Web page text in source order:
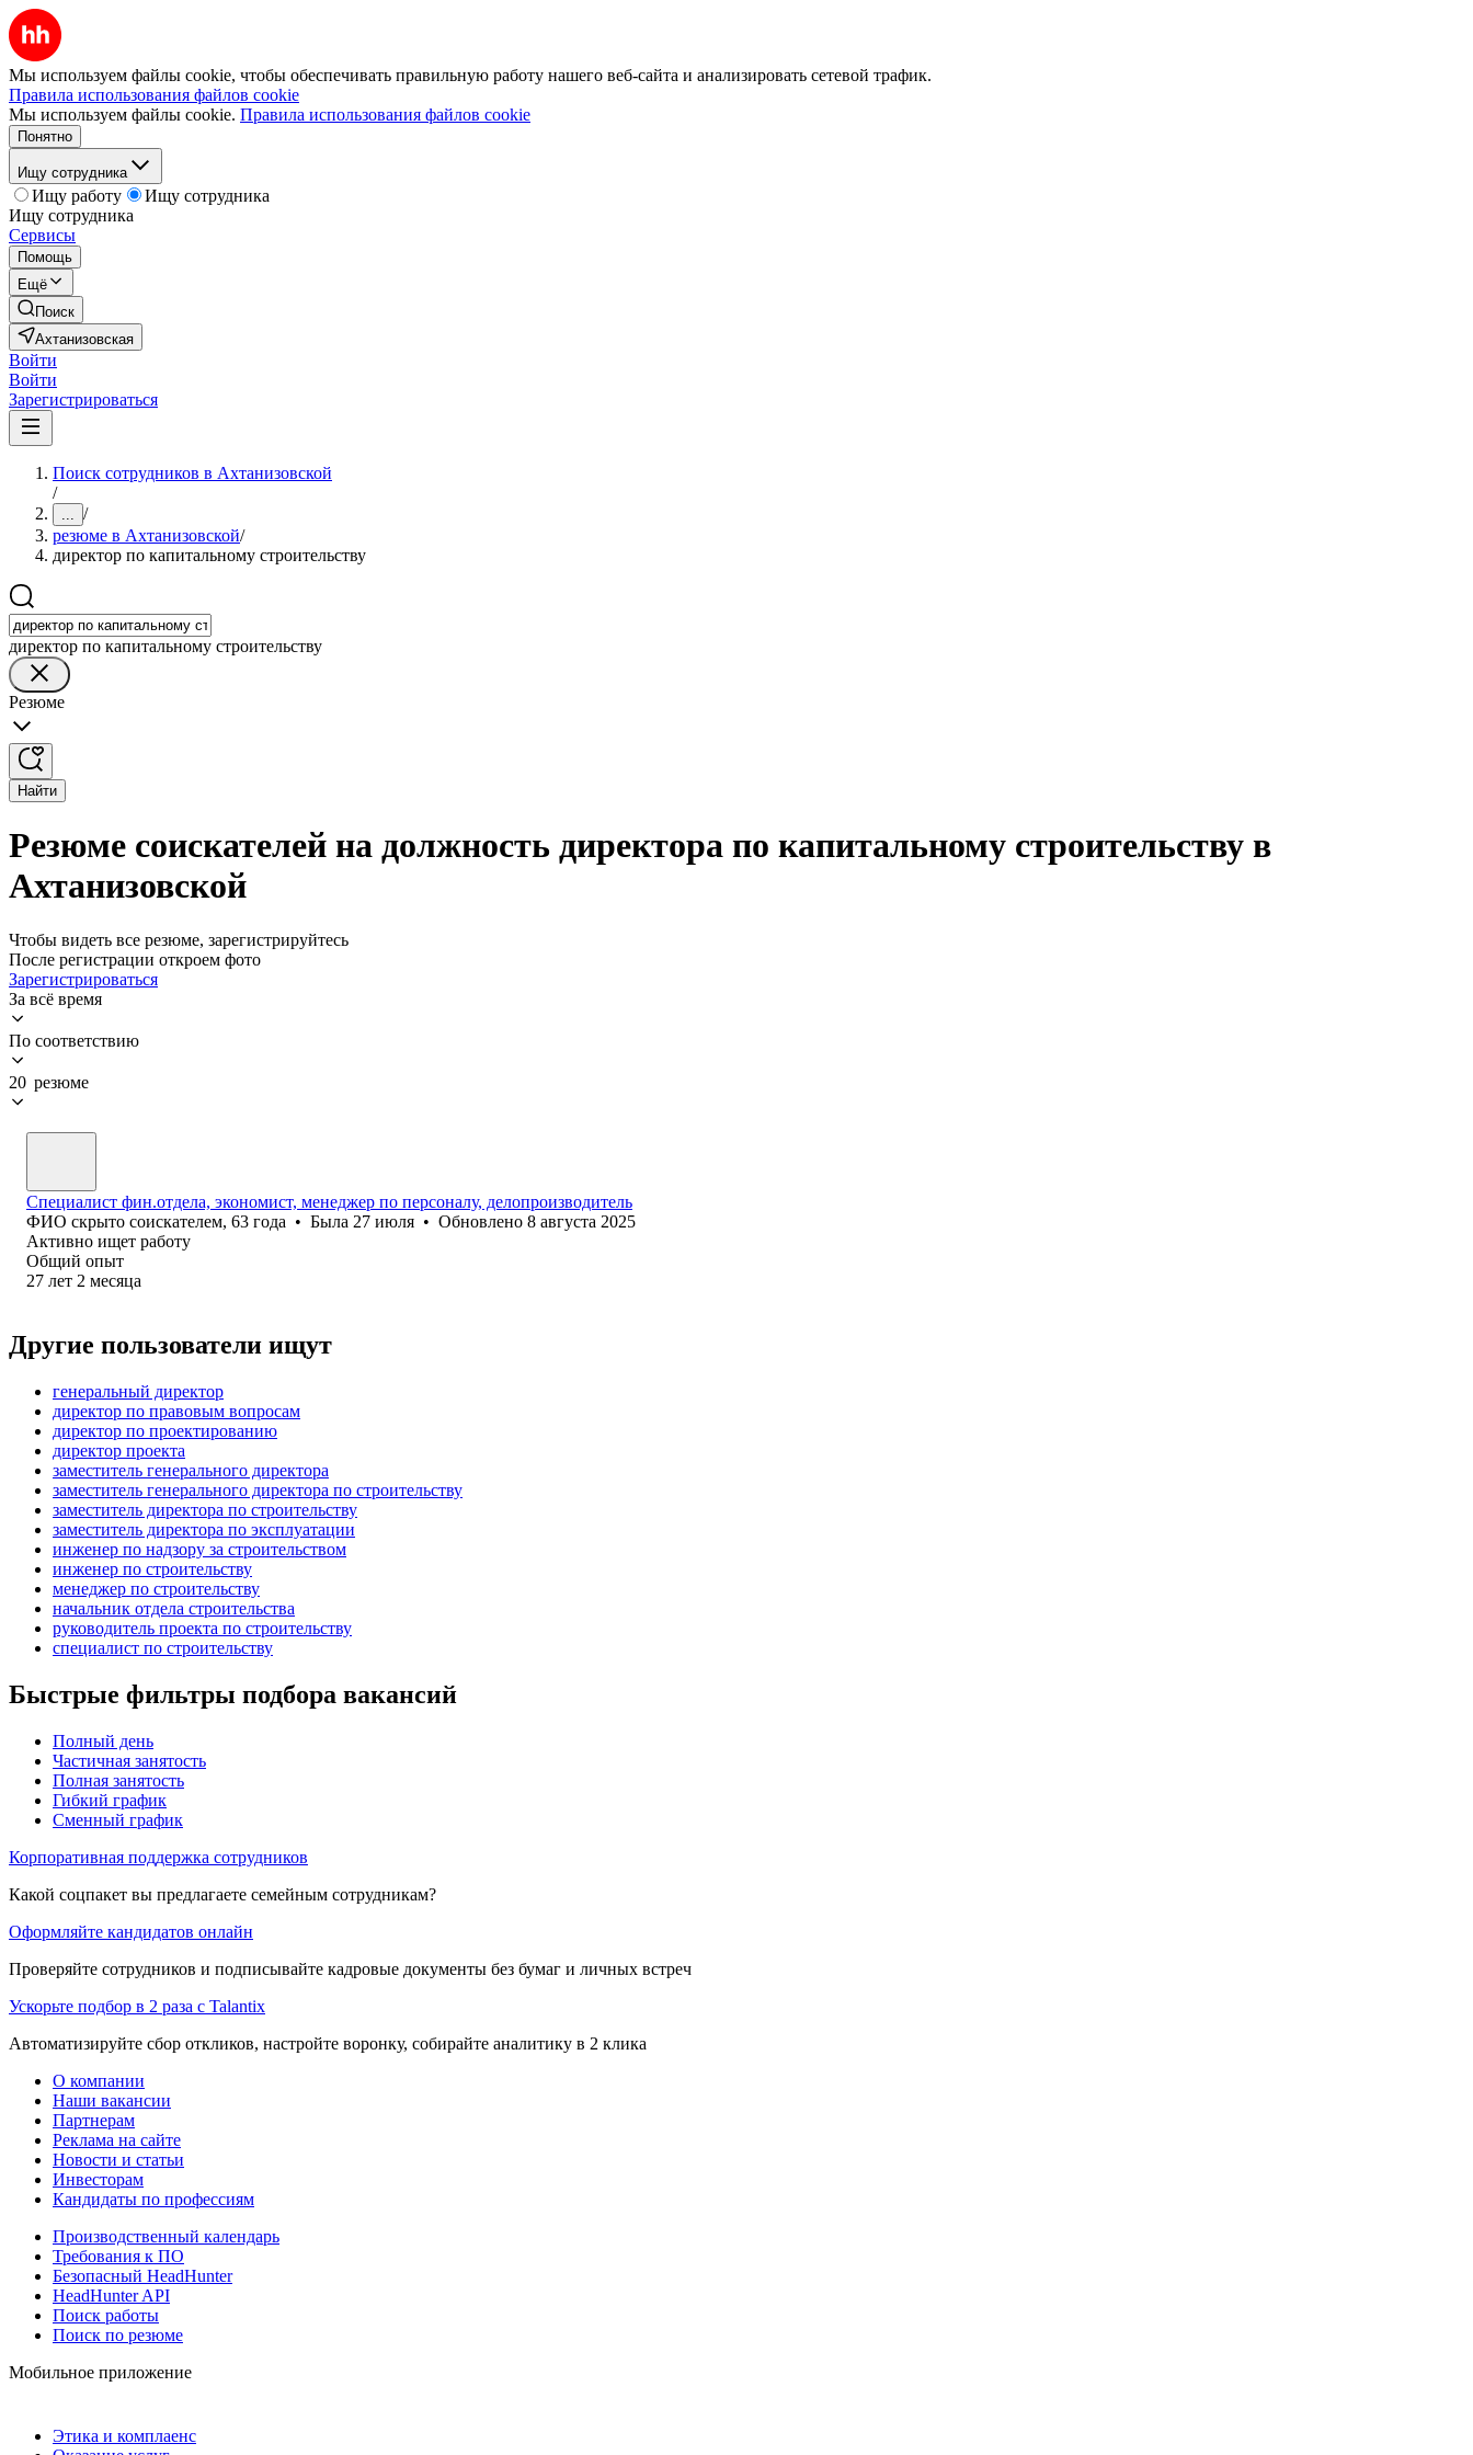
Мы используем файлы cookie, чтобы обеспечивать правильную работу нашего веб-сайта и анализировать сетевой трафик.
Правила использования файлов cookie
Мы используем файлы cookie. Правила использования файлов cookie
Понятно
Ищу сотрудника
Ищу работу
Ищу сотрудника
Ищу сотрудника
Сервисы
Помощь
Ещё
Поиск
Ахтанизовская
Войти
Войти
Зарегистрироваться
Поиск сотрудников в Ахтанизовской
/
... /
резюме в Ахтанизовской/
директор по капитальному строительству
директор по капитальному строительству
Резюме
Найти
Резюме соискателей на должность директора по капитальному строительству в
Ахтанизовской
Чтобы видеть все резюме, зарегистрируйтесь
После регистрации откроем фото
Зарегистрироваться
За всё время
По соответствию
20 резюме
Специалист фин.отдела, экономист, менеджер по персоналу, делопроизводитель
ФИО скрыто соискателем, 63 года • Была 27 июля • Обновлено 8 августа 2025
Активно ищет работу
Общий опыт
27 лет 2 месяца
Другие пользователи ищут
генеральный директор
директор по правовым вопросам
директор по проектированию
директор проекта
заместитель генерального директора
заместитель генерального директора по строительству
заместитель директора по строительству
заместитель директора по эксплуатации
инженер по надзору за строительством
инженер по строительству
менеджер по строительству
начальник отдела строительства
руководитель проекта по строительству
специалист по строительству
Быстрые фильтры подбора вакансий
Полный день
Частичная занятость
Полная занятость
Гибкий график
Сменный график
Корпоративная поддержка сотрудников
Какой соцпакет вы предлагаете семейным сотрудникам?
Оформляйте кандидатов онлайн
Проверяйте сотрудников и подписывайте кадровые документы без бумаг и личных встреч
Ускорьте подбор в 2 раза с Talantix
Автоматизируйте сбор откликов, настройте воронку, собирайте аналитику в 2 клика
О компании
Наши вакансии
Партнерам
Реклама на сайте
Новости и статьи
Инвесторам
Кандидаты по профессиям
Производственный календарь
Требования к ПО
Безопасный HeadHunter
HeadHunter API
Поиск работы
Поиск по резюме
Мобильное приложение
Этика и комплаенс